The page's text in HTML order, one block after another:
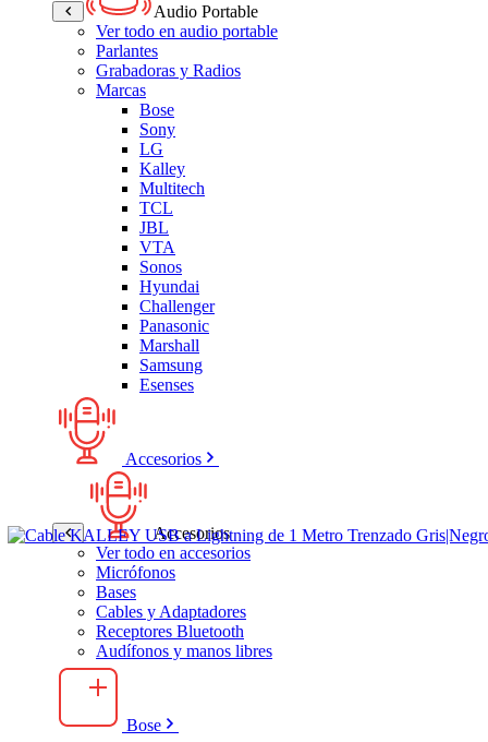
Audio Portable
Ver todo en audio portable
Parlantes
Grabadoras y Radios
Marcas
Bose
Sony
LG
Kalley
Multitech
TCL
JBL
VTA
Sonos
Hyundai
Challenger
Panasonic
Marshall
Samsung
Esenses
Accesorios
Accesorios
Ver todo en accesorios
Micrófonos
Bases
Cables y Adaptadores
Receptores Bluetooth
Audífonos y manos libres
Bose